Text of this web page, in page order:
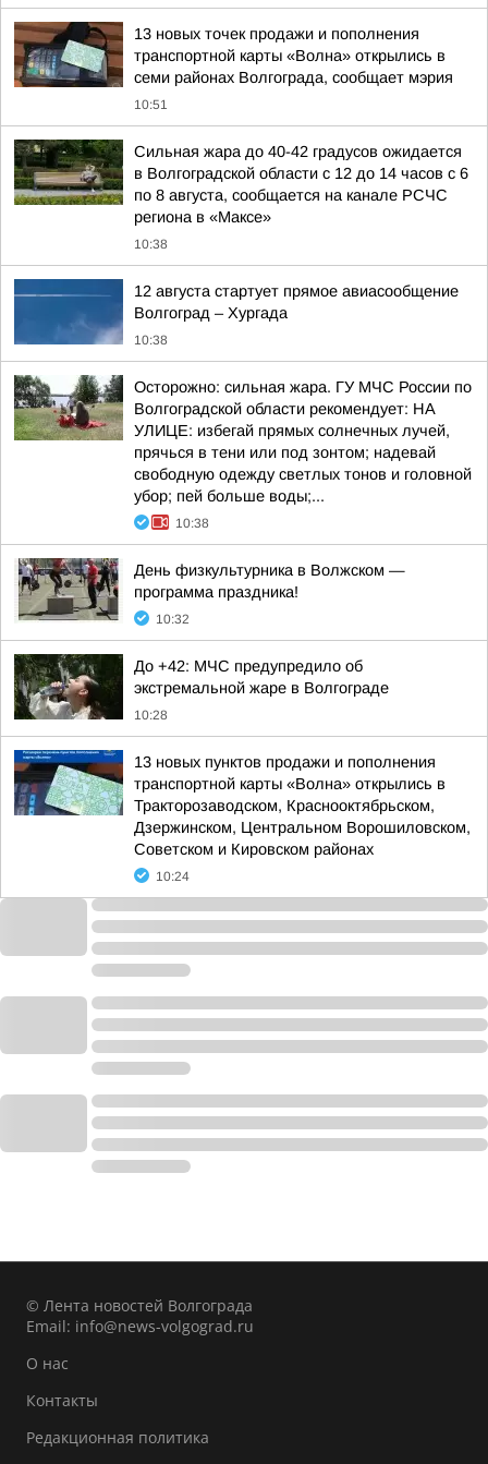
13 новых точек продажи и пополнения
транспортной карты «Волна» открылись в
семи районах Волгограда, сообщает мэрия
10:51
Сильная жара до 40-42 градусов ожидается
в Волгоградской области с 12 до 14 часов с 6
по 8 августа, сообщается на канале РСЧС
региона в «Максе»
10:38
12 августа стартует прямое авиасообщение
Волгоград – Хургада
10:38
Осторожно: сильная жара. ГУ МЧС России по
Волгоградской области рекомендует: НА
УЛИЦЕ: избегай прямых солнечных лучей,
прячься в тени или под зонтом; надевай
свободную одежду светлых тонов и головной
убор; пей больше воды;...
10:38
День физкультурника в Волжском —
программа праздника!
10:32
До +42: МЧС предупредило об
экстремальной жаре в Волгограде
10:28
13 новых пунктов продажи и пополнения
транспортной карты «Волна» открылись в
Тракторозаводском, Краснооктябрьском,
Дзержинском, Центральном Ворошиловском,
Советском и Кировском районах
10:24
© Лента новостей Волгограда
Email: info@news-volgograd.ru
О нас
Контакты
Редакционная политика